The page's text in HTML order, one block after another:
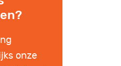
onze